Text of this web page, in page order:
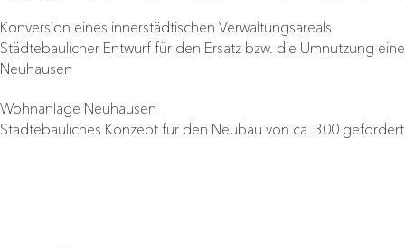
Konversion eines innerstädtischen Verwaltungsareals
Städtebaulicher Entwurf für den Ersatz bzw. die Umnutzung
Neuhausen
Wohnanlage Neuhausen
Städtebauliches Konzept für den Neubau von ca. 300